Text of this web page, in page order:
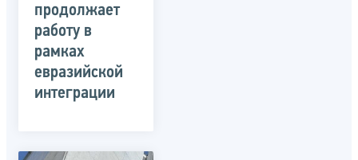
продолжает
работу в
рамках
евразийской
интеграции